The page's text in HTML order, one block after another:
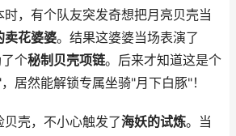
，有个队友突发奇想把月亮贝壳当
卖花婆婆。结果这婆婆当场表演了
个秘制贝壳项链。后来才知道这是个
居然能解锁专属坐骑"月下白豚"！
贝壳，不小心触发了海妖的试炼。当